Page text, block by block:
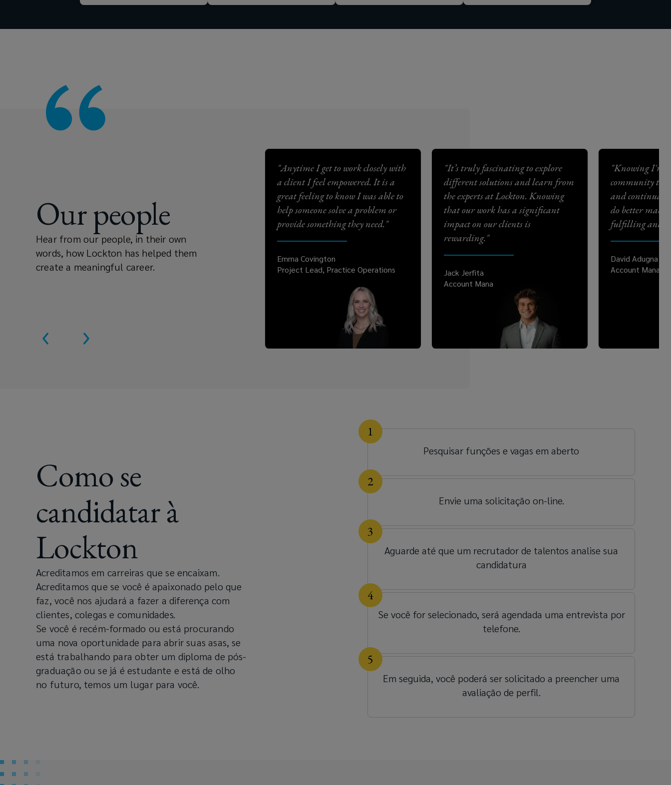
Our people
Hear from our people, in their own
words, how Lockton has helped them
create a meaningful career.
"Anytime I get to work closely with
a client I feel empowered. It is a
great feeling to know I was able to
help someone solve a problem or
provide something they need."
Emma Covington
Project Lead, Practice Operations
"It’s truly fascinating to explore
different solutions and learn from
the experts at Lockton. Knowing
that our work has a significant
impact on our clients is
rewarding."
Jack Jerfita
Account Manager
"Knowing I'm
community
and
do better
fulfilling and
David Adugna
Account Manager
Como se
candidatar à
Lockton
Acreditamos em carreiras que se encaixam.
Acreditamos que se você é apaixonado pelo que
faz, você nos ajudará a fazer a diferença com
clientes, colegas e comunidades.
Se você é recém-formado ou está procurando
uma nova oportunidade para abrir suas asas, se
está trabalhando para obter um diploma de pós-
graduação ou se já é estudante e está de olho
no futuro, temos um lugar para você.
Pesquisar funções e vagas em aberto
Envie uma solicitação on-line.
Aguarde até que um recrutador de talentos analise sua
candidatura
Se você for selecionado, será agendada uma entrevista por
telefone.
Em seguida, você poderá ser solicitado a preencher uma
avaliação de perfil.